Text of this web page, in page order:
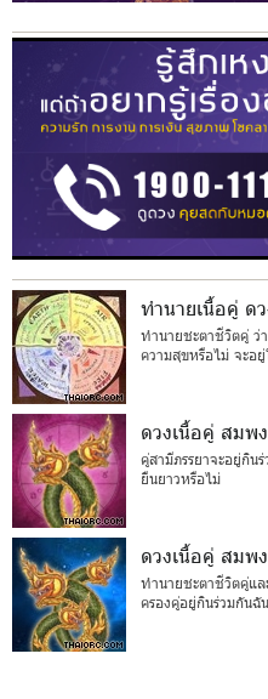
ทำนายเนื้อคู่ ด
ทำนายชะตาชีวิตคู่ ว่
ความสุขหรือไม่ จะอ
ดวงเนื้อคู่ สมพ
คู่สามีภรรยาจะอยู่กิน
ยืนยาวหรือไม่
ดวงเนื้อคู่ สมพ
ทำนายชะตาชีวิตคู่แ
ครองคู่อยู่กินร่วมกันฉั